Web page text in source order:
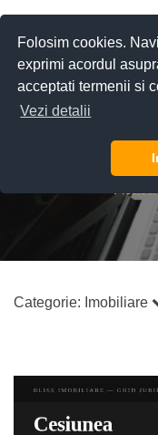
Folosim cookies.
exprimi acordul
acceptati termenii si
Vezi detalii
Categorie: Imobiliare